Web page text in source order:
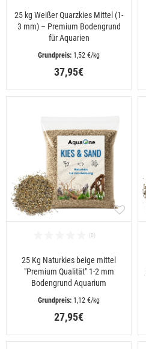
25 kg Weißer Quarzkies Mittel (1-
3 mm) – Premium Bodengrund
für Aquarien
1,52 €/kg
37,95€
25 Kg Naturkies beige mittel
"Premium Qualität" 1-2 mm
Bodengrund Aquarium
1,12 €/kg
27,95€